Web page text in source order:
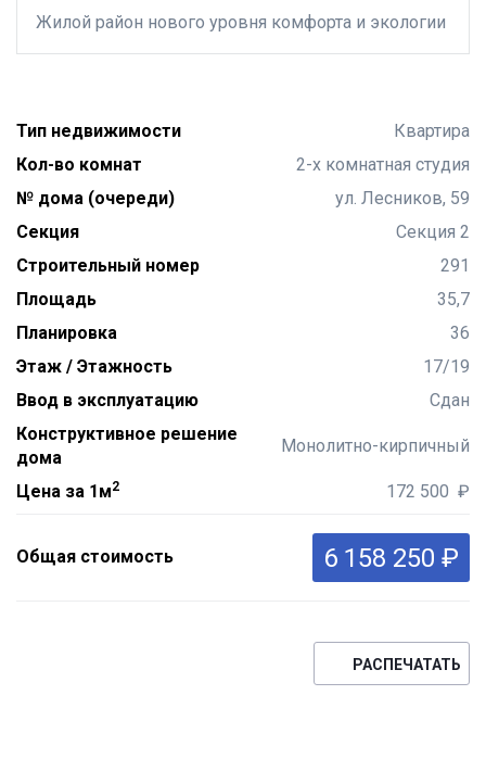
Жилой район нового уровня комфорта и экологии
Тип недвижимости
Квартира
Кол-во комнат
2-х комнатная студия
№ дома (очереди)
ул. Лесников, 59
Секция
Секция 2
Строительный номер
291
Площадь
35,7
Планировка
36
Этаж / Этажность
17/19
Ввод в эксплуатацию
Сдан
Конструктивное решение
дома
Монолитно-кирпичный
Цена за 1м2 172 500 ₽
Общая стоимость 6 158 250 ₽
РАСПЕЧАТАТЬ